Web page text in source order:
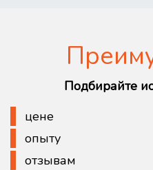
Подбирайте
цене
опыту
отзывам